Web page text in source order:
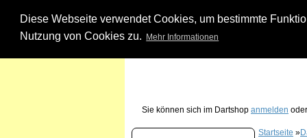
Diese Webseite verwendet Cookies, um bestimmte
Nutzung von Cookies zu.
Mehr Informationen
Sie können sich im Dartshop anmelden
Startseite »